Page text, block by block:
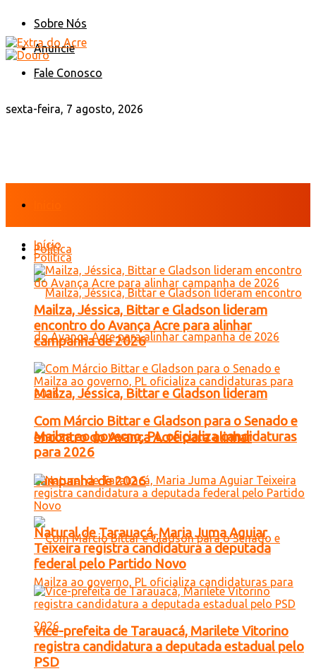
Sobre Nós
Anuncie
Fale Conosco
sexta-feira, 7 agosto, 2026
Política
Mailza, Jéssica, Bittar e Gladson lideram
encontro do Avança Acre para alinhar
campanha de 2026
Início
Política
Mailza, Jéssica, Bittar e Gladson lideram
encontro do Avança Acre para alinhar
campanha de 2026
Com Márcio Bittar e Gladson para o Senado e
Mailza ao governo, PL oficializa candidaturas
para 2026
Natural de Tarauacá, Maria Juma Aguiar
Teixeira registra candidatura a deputada
federal pelo Partido Novo
Vice-prefeita de Tarauacá, Marilete Vitorino
registra candidatura a deputada estadual pelo
PSD